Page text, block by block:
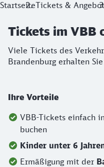
Tickets im VBB
StartseiteTickets &
Tickets im VBB
Viele Tickets des
Brandenburg erhalten
Ihre Vorteile
VBB-Tickets einfach
buchen
Kinder unter 6
Ermäßigung mit der